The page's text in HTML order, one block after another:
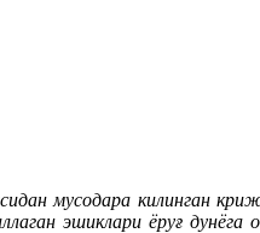
мусодара килинган
эшиклари ёруғ дунёга